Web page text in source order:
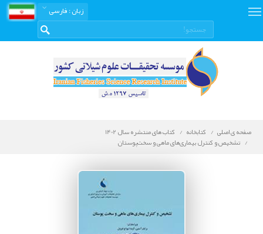
زبان: فارسی
صفحه ی اصلی کتابخانه
کتاب های منتشره سال 1402
تشخیص و کنترل بیماری‌های ماهی و سخت‌پوستان